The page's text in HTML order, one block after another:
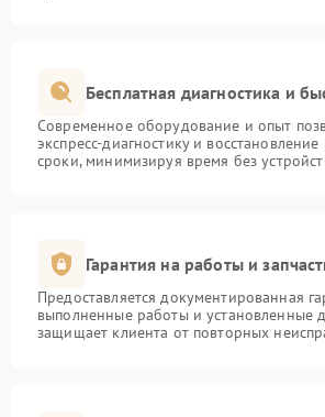
Бесплатная диагностика и
Современное оборудование и опыт
экспресс-диагностику и
сроки, минимизируя время без
Гарантия на работы и
Предоставляется документированная
выполненные работы и установленные
защищает клиента от повторных